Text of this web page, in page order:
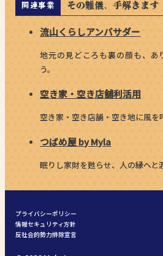
関連事業 その難儀、手解きます
流山くらしアンバサダー
地元の見どころも裏の顔も、あ
う。
空き家・空き店舗利活用
空き家・空き店舗・空き地に風を
つばめ屋 by Myla
眠りし家財を甦らせ、人の縁へと
プライバシーポリシー
情報セキュリティ方針
反社会的勢力排除宣言